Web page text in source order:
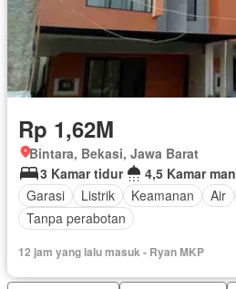
Rp 1,62M
Bintara, Bekasi, Jawa Barat
3 Kamar tidur
4,5 Kamar
Garasi
Listrik Keamanan Air
Tanpa perabotan
12 jam yang lalu masuk - Ryan MKP